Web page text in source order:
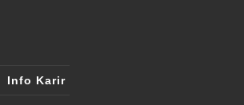
Info Karir